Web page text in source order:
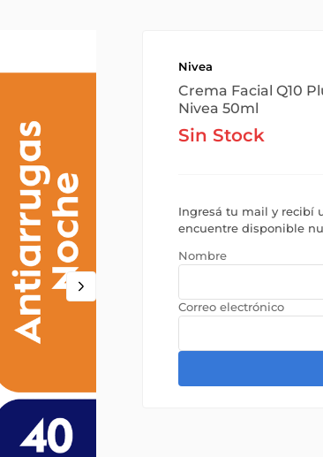
Nivea
Crema Facial Q10
Nivea 50ml
Sin Stock
Ingresá tu mail y recibí
encuentre disponible